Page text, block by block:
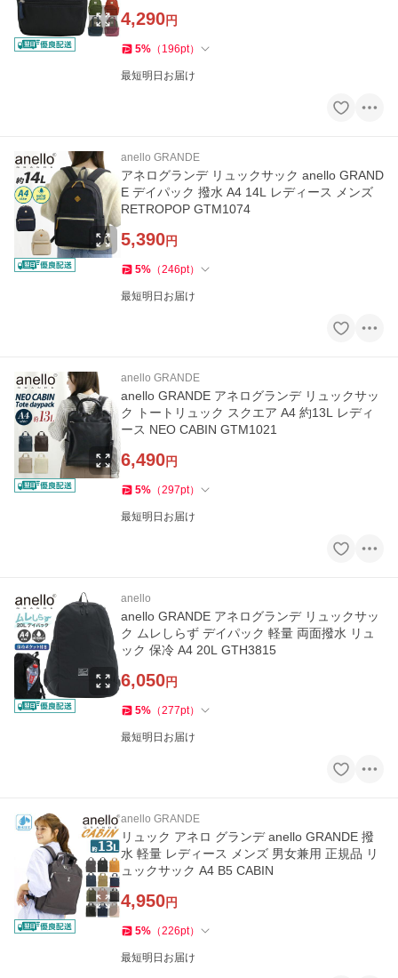
4,290円
5% （ 196pt）
最短明日お届け
anello GRANDE
アネログランデ リュックサック anello GRAND
E デイパック 撥水 A4 14L レディース メンズ
RETROPOP GTM1074
5,390円
5% （246pt）
最短明日お届け
anello GRANDE
anello GRANDE アネログランデ リュックサッ
ク トートリュック スクエア A4 約13L レディ
ース NEO CABIN GTM1021
6,490円
5% （297pt）
最短明日お届け
anello
anello GRANDE アネログランデ リュックサッ
ク ムレしらず デイパック 軽量 両面撥水 リュ
ック 保冷 A4 20L GTH3815
6,050円
5% （277pt）
最短明日お届け
anello GRANDE
リュック アネロ グランデ anello GRANDE 撥
水 軽量 レディース メンズ 男女兼用 正規品 リ
ュックサック A4 B5 CABIN
4,950円
5% （226pt）
最短明日お届け